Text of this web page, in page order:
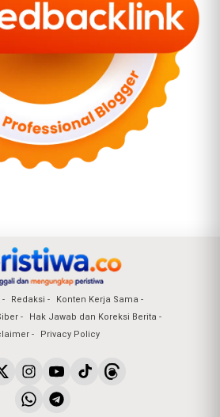
Redaksi
Konten Kerja Sama
Hak Jawab dan Koreksi Berita
Privacy Policy